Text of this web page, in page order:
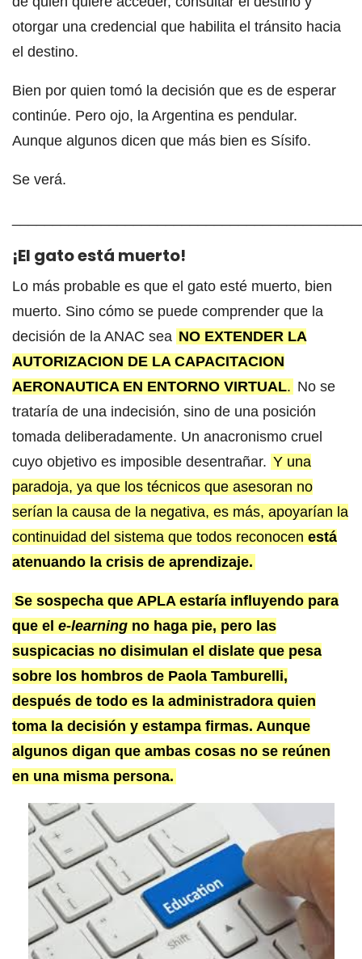
otorgar una credencial que habilita el tránsito hacia
el destino.
Bien por quien tomó la decisión que es de esperar
continúe. Pero ojo, la Argentina es pendular.
Aunque algunos dicen que más bien es Sísifo.
Se verá.
¡El gato está muerto!
Lo más probable es que el gato esté muerto, bien
muerto. Sino cómo se puede comprender que la
decisión de la ANAC sea NO EXTENDER LA
AUTORIZACION DE LA CAPACITACION
AERONAUTICA EN ENTORNO VIRTUAL. No se
trataría de una indecisión, sino de una posición
tomada deliberadamente. Un anacronismo cruel
cuyo objetivo es imposible desentrañar. Y una
paradoja, ya que los técnicos que asesoran no
serían la causa de la negativa, es más, apoyarían la
continuidad del sistema que todos reconocen está
atenuando la crisis de aprendizaje.
Se sospecha que APLA estaría influyendo para
que el e-learning no haga pie, pero las
suspicacias no disimulan el dislate que pesa
sobre los hombros de Paola Tamburelli,
después de todo es la administradora quien
toma la decisión y estampa firmas. Aunque
algunos digan que ambas cosas no se reúnen
en una misma persona.